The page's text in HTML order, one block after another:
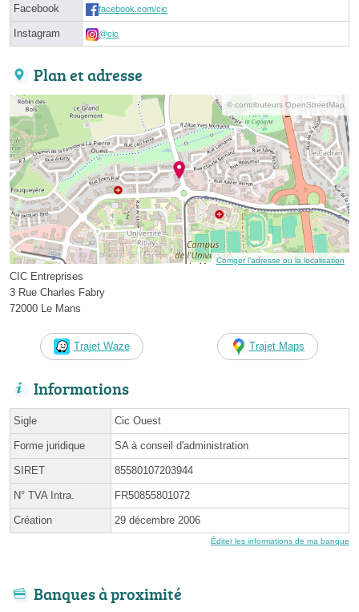
Facebook facebook.com/cic
Instagram @cic
Plan et adresse
© contributeurs OpenStreetMap
Corriger l’adresse ou la localisation
CIC Entreprises
3 Rue Charles Fabry
72000 Le Mans
Trajet Waze Trajet Maps
Informations
Sigle Cic Ouest
Forme juridique SA à conseil d'administration
SIRET 85580107203944
N° TVA Intra. FR50855801072
Création 29 décembre 2006
Éditer les informations de ma banque
Banques à proximité